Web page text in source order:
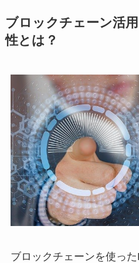
ブロックチェーン活
性とは？
ブロックチェーンを使っ